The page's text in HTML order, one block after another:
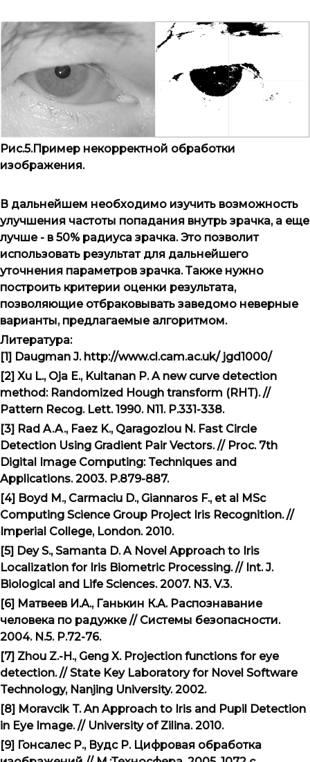
Рис.5.Пример некорректной обработки
изображения.
В дальнейшем необходимо изучить возможность
улучшения частоты попадания внутрь зрачка, а еще
лучше - в 50% радиуса зрачка. Это позволит
использовать результат для дальнейшего
уточнения параметров зрачка. Также нужно
построить критерии оценки результата,
позволяющие отбраковывать заведомо неверные
варианты, предлагаемые алгоритмом.
Литература:
[1] Daugman J. http://www.cl.cam.ac.uk/ jgd1000/
[2] Xu L., Oja E., Kultanan P. A new curve detection
method: Randomized Hough transform (RHT). //
Pattern Recog. Lett. 1990. N11. P.331-338.
[3] Rad A.A., Faez K., Qaragozlou N. Fast Circle
Detection Using Gradient Pair Vectors. // Proc. 7th
Digital Image Computing: Techniques and
Applications. 2003. P.879-887.
[4] Boyd M., Carmaciu D., Giannaros F., et al MSc
Computing Science Group Project Iris Recognition. //
Imperial College, London. 2010.
[5] Dey S., Samanta D. A Novel Approach to Iris
Localization for Iris Biometric Processing. // Int. J.
Biological and Life Sciences. 2007. N3. V.3.
[6] Матвеев И.А., Ганькин К.А. Распознавание
человека по радужке // Системы безопасности.
2004. N.5. P.72-76.
[7] Zhou Z.-H., Geng X. Projection functions for eye
detection. // State Key Laboratory for Novel Software
Technology, Nanjing University. 2002.
[8] Moravcik T. An Approach to Iris and Pupil Detection
in Eye Image. // University of Zilina. 2010.
[9] Гонсалес Р., Вудс Р. Цифровая обработка